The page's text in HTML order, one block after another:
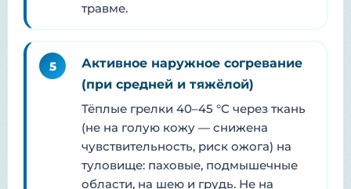
травме.
5
Активное наружное согревание
(при средней и тяжёлой)
Тёплые грелки 40–45 °C через ткань
(не на голую кожу — снижена
чувствительность, риск ожога) на
туловище: паховые, подмышечные
области, на шею и грудь. Не на